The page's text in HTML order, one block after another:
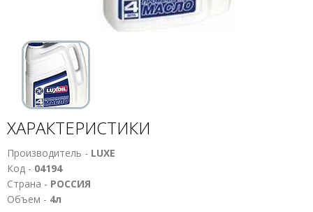
ХАРАКТЕРИСТИКИ
Производитель - LUXE
Код - 04194
Страна - РОССИЯ
Объем - 4л